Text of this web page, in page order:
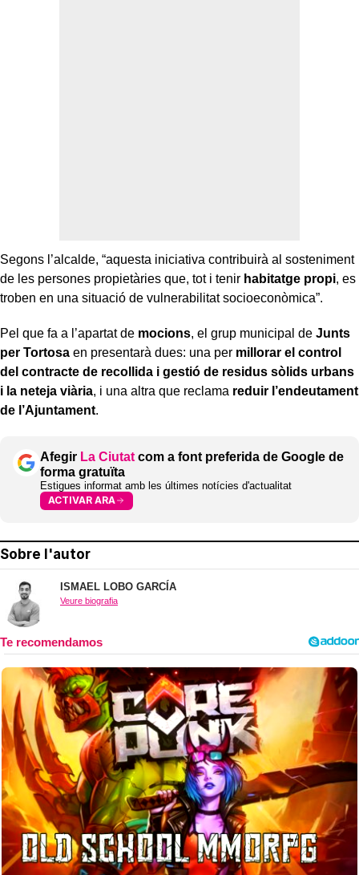
Segons l’alcalde, “aquesta iniciativa contribuirà al sosteniment
de les persones propietàries que, tot i tenir habitatge propi, es
troben en una situació de vulnerabilitat socioeconòmica”.
Pel que fa a l’apartat de mocions, el grup municipal de Junts
per Tortosa en presentarà dues: una per millorar el control
del contracte de recollida i gestió de residus sòlids urbans
i la neteja viària, i una altra que reclama reduir l’endeutament
de l’Ajuntament.
Afegir La Ciutat com a font preferida de Google de
forma gratuïta
Estigues informat amb les últimes notícies d'actualitat
ACTIVAR ARA
Sobre l'autor
ISMAEL LOBO GARCÍA
Veure biografia